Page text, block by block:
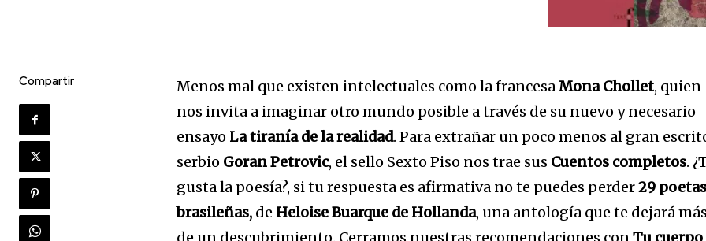
Compartir Menos mal que existen intelectuales como la francesaMona Chollet, quien
nos invita a imaginar otro mundo posible a través de su nuevo y necesario
ensayo La tiranía de la realidad. Para extrañar un poco menos al gran
serbio Goran Petrovic, el sello Sexto Piso nos trae sus Cuentos completos.
gusta la poesía?, si tu respuesta es afirmativa no te puedes perder29 poetas
brasileñas, de Heloise Buarque de Hollanda, una antología que te dejará más